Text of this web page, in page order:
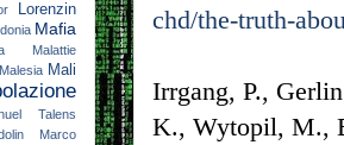
chd/the-truth-
Irrgang, P.,
K., Wytopil, M.,
Lorenzin
Mafia
Malattie
Malesia Mali
Talens
Marco